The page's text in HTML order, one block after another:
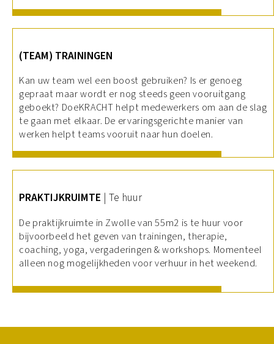
(TEAM) TRAININGEN
Kan uw team wel een boost gebruiken? Is er genoeg
gepraat maar wordt er nog steeds geen vooruitgang
geboekt? DoeKRACHT helpt medewerkers om aan de slag
te gaan met elkaar. De ervaringsgerichte manier van
werken helpt teams vooruit naar hun doelen.
PRAKTIJKRUIMTE | Te huur
De praktijkruimte in Zwolle van 55m2 is te huur voor
bijvoorbeeld het geven van trainingen, therapie,
coaching, yoga, vergaderingen & workshops. Momenteel
alleen nog mogelijkheden voor verhuur in het weekend.